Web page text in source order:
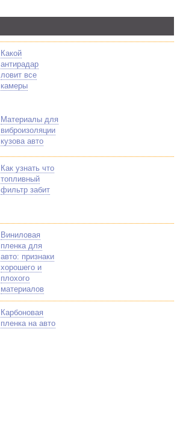
Какой
антирадар
ловит все
камеры
Материалы для
виброизоляции
кузова авто
Как узнать что
топливный
фильтр забит
Виниловая
пленка для
авто: признаки
хорошего и
плохого
материалов
Карбоновая
пленка на авто